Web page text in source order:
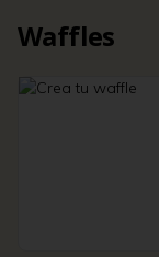
Waffles